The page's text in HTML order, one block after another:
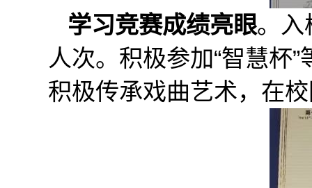
学习竞赛成绩亮眼。入
人次。积极参加“智慧杯
积极传承戏曲艺术，在